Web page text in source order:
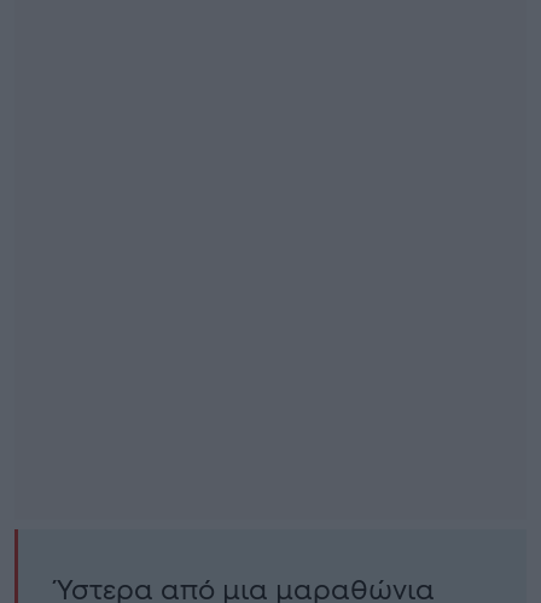
Ύστερα από μια μαραθώνια